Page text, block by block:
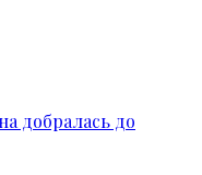
добралась до